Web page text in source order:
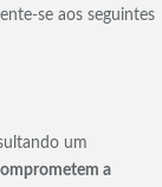
se aos seguintes
um
a